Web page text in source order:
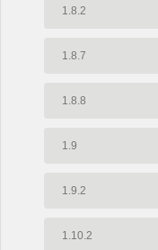
1.8.2
1.8.7
1.8.8
1.9
1.9.2
1.10.2